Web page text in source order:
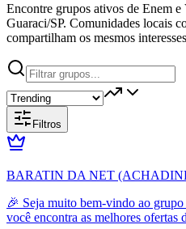
Encontre grupos ativos de Enem
Guaraci/SP. Comunidades locais
compartilham os mesmos
Filtros
BARATIN DA NET
🎉 Seja muito bem-vindo ao
você encontra as melhores ofertas